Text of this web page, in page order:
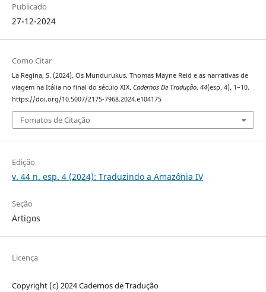
Publicado
27-12-2024
Como Citar
La Regina, S. (2024). Os Mundurukus. Thomas Mayne Reid e as narrativas de
viagem na Itália no final do século XIX. Cadernos De Tradução, 44(esp. 4), 1–10.
https://doi.org/10.5007/2175-7968.2024.e104175
Fomatos de Citação
Edição
v. 44 n. esp. 4 (2024): Traduzindo a Amazônia IV
Seção
Artigos
Licença
Copyright (c) 2024 Cadernos de Tradução